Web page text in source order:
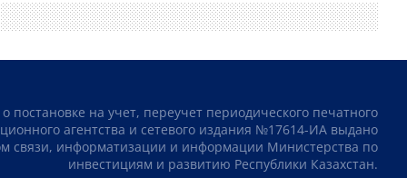
постановке на учет, переучет периодического печатного
агентства и сетевого издания №17614-ИА выдано
связи, информатизации и информации Министерства по
инвестициям и развитию Республики Казахстан.